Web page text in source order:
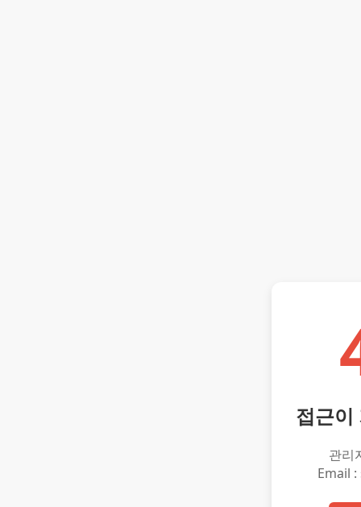
접근이
관리
Email